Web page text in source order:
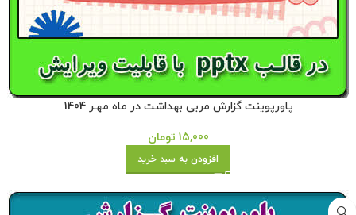
پاورپوینت گزارش مربی بهداشت در ماه مهـر 1404
15,000 تومان
افزودن به سبد خرید